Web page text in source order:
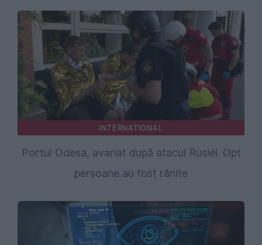
INTERNATIONAL
Portul Odesa, avariat după atacul Rusiei. Opt
persoane au fost rănite